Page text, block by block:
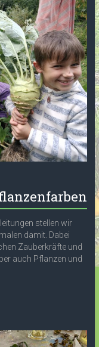
stellen wir
damit. Dabei
Zauberkräfte und
auch Pflanzen und